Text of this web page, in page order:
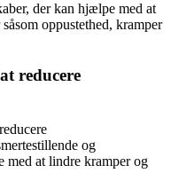
der kan hjælpe med at
oppustethed, kramper
reducere
og
med at lindre kramper og